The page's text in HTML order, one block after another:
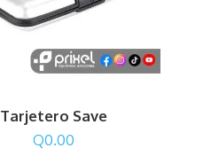
Tarjetero Save
Q0.00